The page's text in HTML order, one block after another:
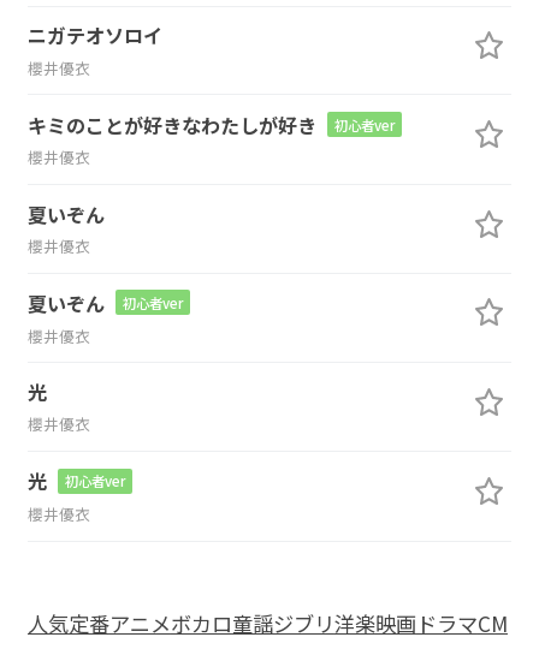
ニガテオソロイ
櫻井優衣
キミのことが好きなわたしが好き 初心者ver
櫻井優衣
夏いぞん
櫻井優衣
夏いぞん 初心者ver
櫻井優衣
光
櫻井優衣
光 初心者ver
櫻井優衣
人気定番アニメボカロ童謡ジブリ洋楽映画ドラマCM